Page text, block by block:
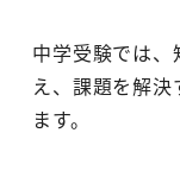
中学受験では
え、課題を解
ます。